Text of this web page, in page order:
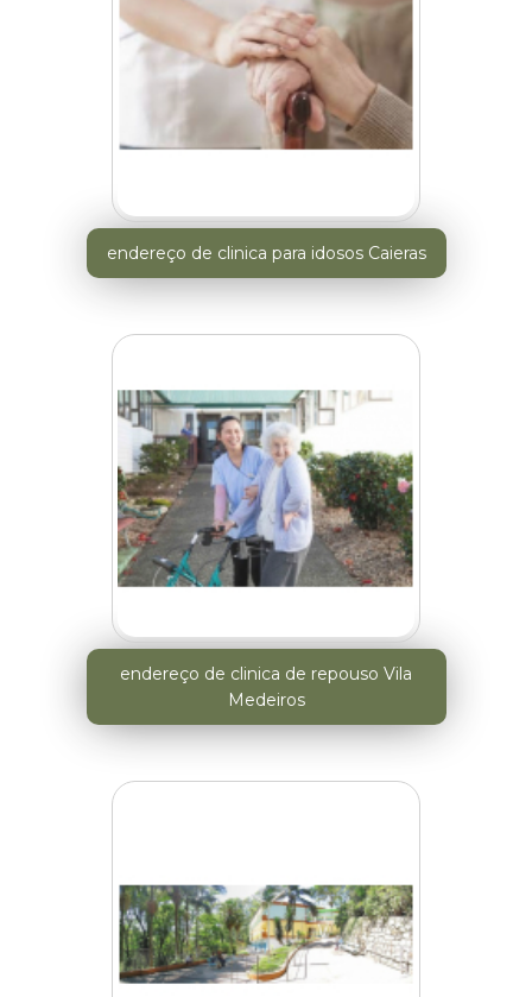
endereço de clinica para idosos Caieras
endereço de clinica de repouso Vila
Medeiros